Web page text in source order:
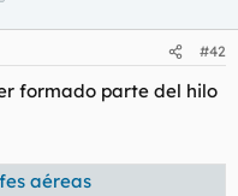
#42
formado parte del hilo
aéreas